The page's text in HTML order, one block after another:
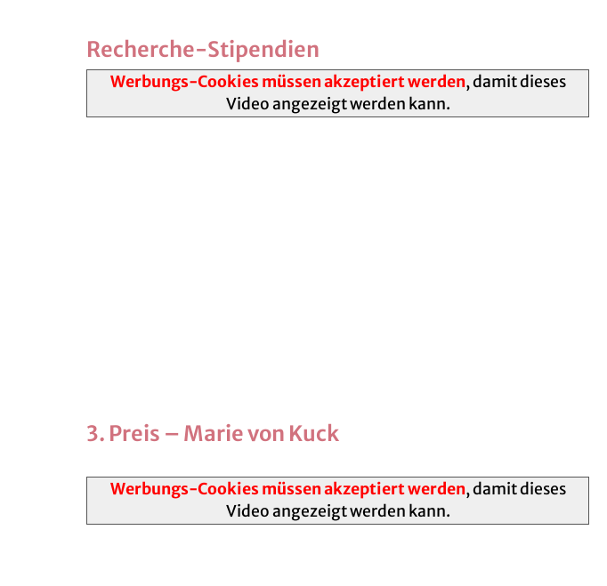
Recherche-Stipendien
Werbungs-Cookies müssen akzeptiert werden, damit dieses
Video angezeigt werden kann.
3. Preis – Marie von Kuck
Werbungs-Cookies müssen akzeptiert werden, damit dieses
Video angezeigt werden kann.